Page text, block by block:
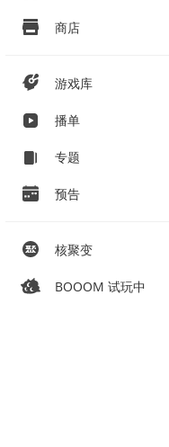
商店
游戏库
播单
专题
预告
核聚变
BOOOM 试玩中